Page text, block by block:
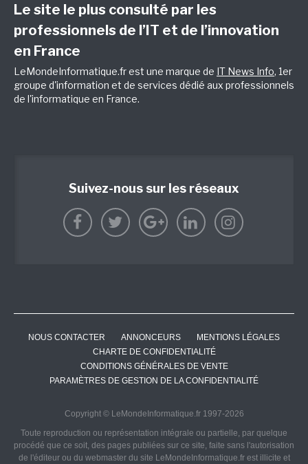
Le site le plus consulté par les
professionnels de l’IT et de l’innovation
en France
LeMondeInformatique.fr est une marque de IT News Info, 1er
groupe d'information et de services dédié aux professionnels
de l'informatique en France.
Suivez-nous sur les réseaux
NOUS CONTACTER ANNONCEURS
MENTIONS LÉGALES
CHARTE DE CONFIDENTIALITÉ
CONDITIONS GÉNÉRALES DE VENTE
PARAMÈTRES DE GESTION DE LA CONFIDENTIALITÉ
Copyright © LeMondeInformatique.fr 1997-2026
Toute reproduction ou représentation intégrale ou partielle, par quelque
procédé que ce soit, des pages publiées sur ce site, faite sans l'autorisation
de l'éditeur ou du webmaster du site LeMondeInformatique.fr est illicite et